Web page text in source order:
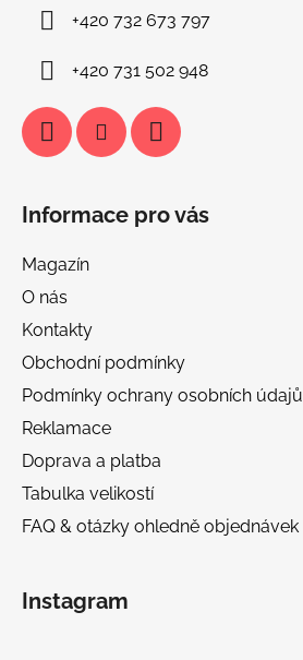
+420 732 673 797
+420 731 502 948
Informace pro vás
Magazín
O nás
Kontakty
Obchodní podmínky
Podmínky ochrany osobních údajů
Reklamace
Doprava a platba
Tabulka velikostí
FAQ & otázky ohledně objednávek
Instagram